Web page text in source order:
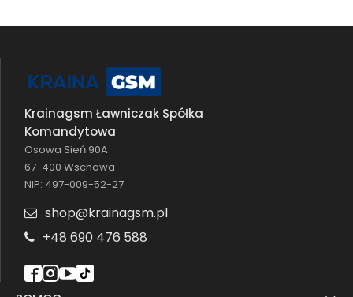
Krainagsm Ławniczak Spółka
Komandytowa
Osowa Sień 90A
67-400 Wschowa
NIP: 497-009-52-27
shop@krainagsm.pl
+48 690 476 588